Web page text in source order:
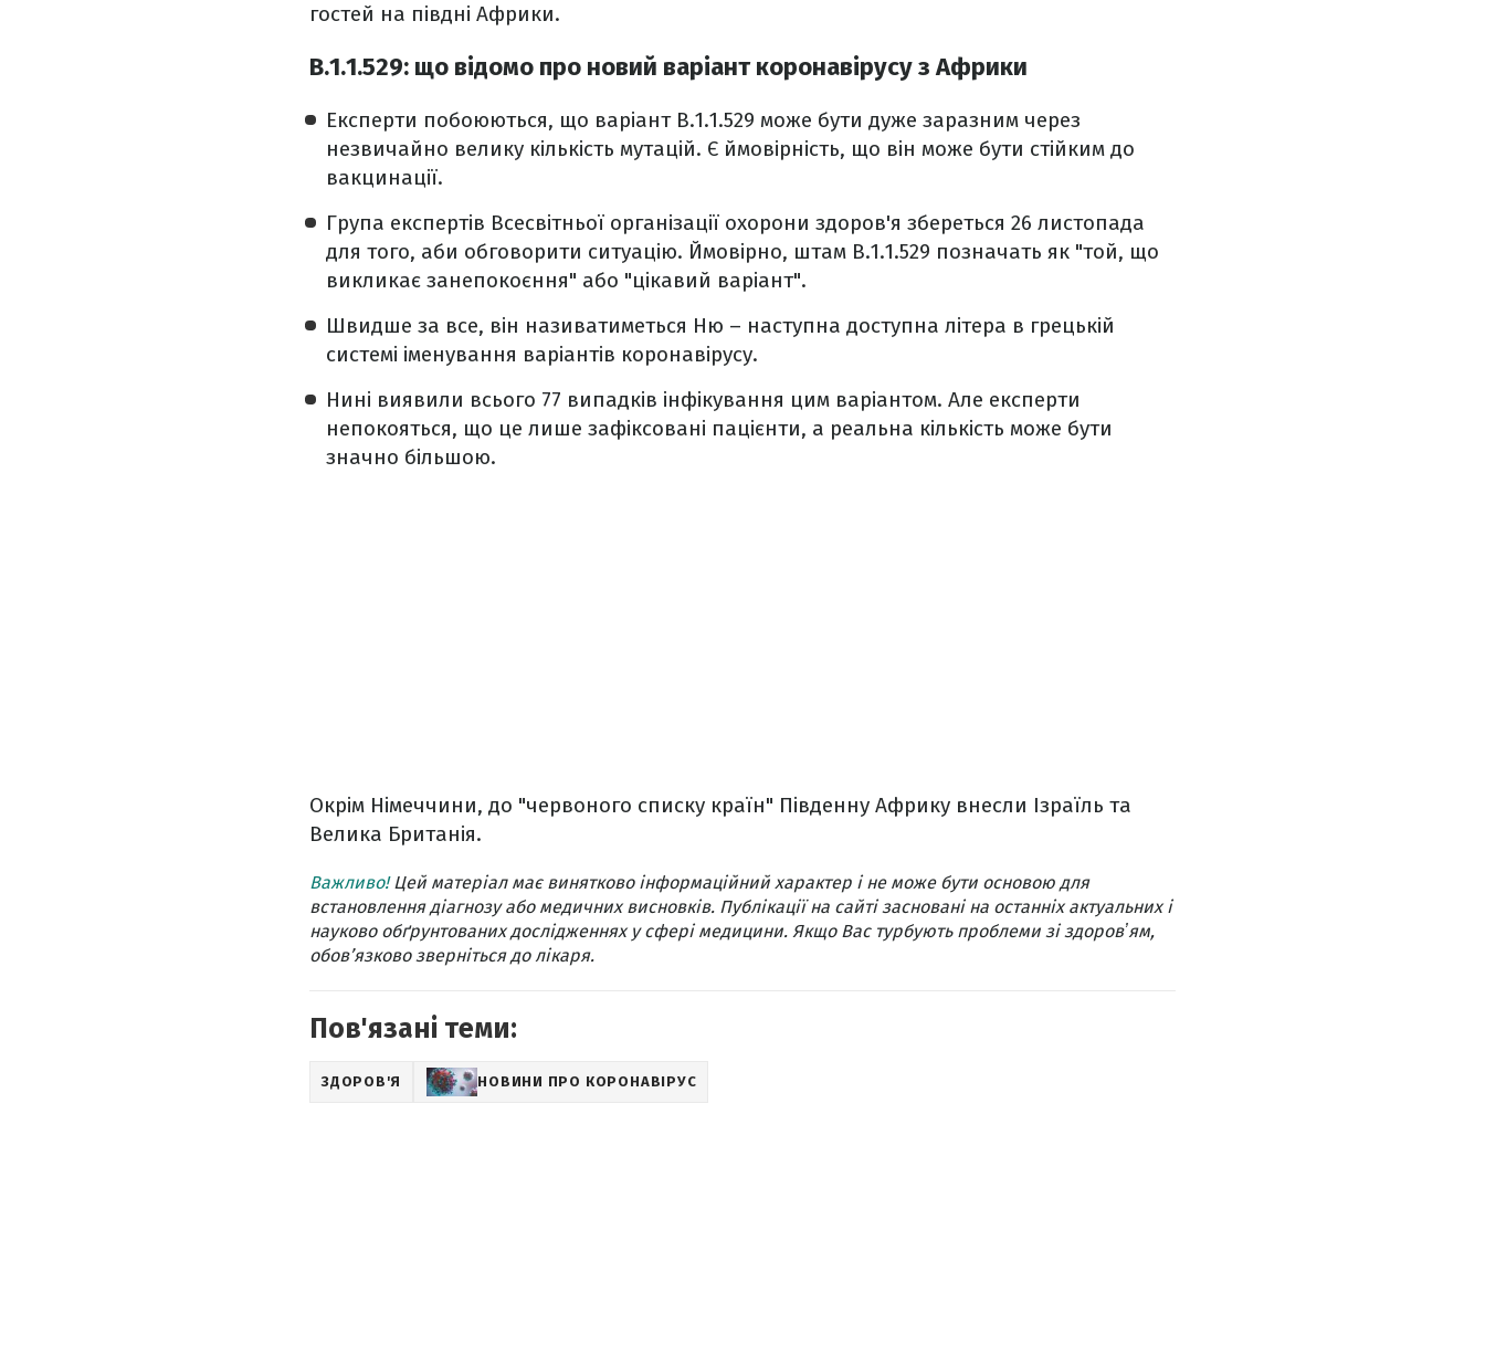
гостей на півдні Африки.
B.1.1.529: що відомо про новий варіант коронавірусу з Африки
Експерти побоюються, що варіант B.1.1.529 може бути дуже заразним через
незвичайно велику кількість мутацій. Є ймовірність, що він може бути стійким до
вакцинації.
Група експертів Всесвітньої організації охорони здоров'я збереться 26 листопада
для того, аби обговорити ситуацію. Ймовірно, штам B.1.1.529 позначать як "той, що
викликає занепокоєння" або "цікавий варіант".
Швидше за все, він називатиметься Ню – наступна доступна літера в грецькій
системі іменування варіантів коронавірусу.
Нині виявили всього 77 випадків інфікування цим варіантом. Але експерти
непокояться, що це лише зафіксовані пацієнти, а реальна кількість може бути
значно більшою.
Окрім Німеччини, до "червоного списку країн" Південну Африку внесли Ізраїль та
Велика Британія.
Важливо!Цей матеріал має винятково інформаційний характер і не може бути основою для
встановлення діагнозу або медичних висновків. Публікації на сайті засновані на останніх актуальних і
науково обґрунтованих дослідженнях у сфері медицини. Якщо Вас турбують проблеми зі здоровʼям,
обов’язково зверніться до лікаря.
Пов'язані теми:
ЗДОРОВ'Я НОВИНИ ПРО КОРОНАВІРУС